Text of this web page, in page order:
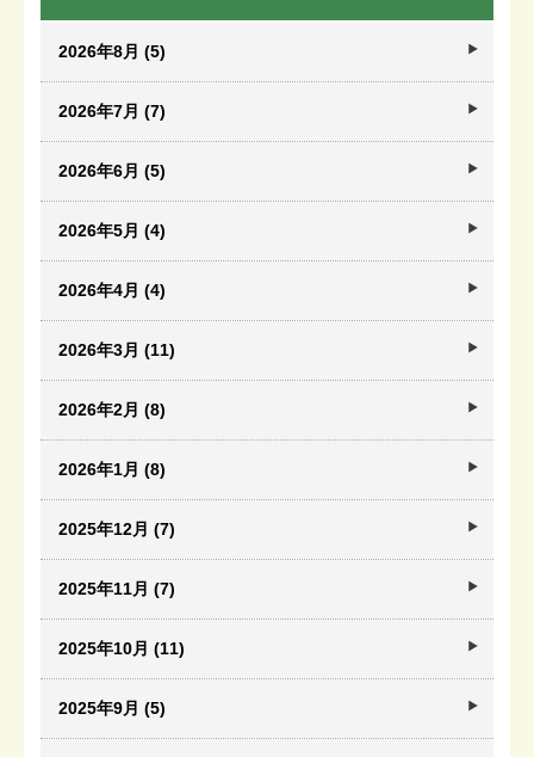
2026年8月 (5)
2026年7月 (7)
2026年6月 (5)
2026年5月 (4)
2026年4月 (4)
2026年3月 (11)
2026年2月 (8)
2026年1月 (8)
2025年12月 (7)
2025年11月 (7)
2025年10月 (11)
2025年9月 (5)